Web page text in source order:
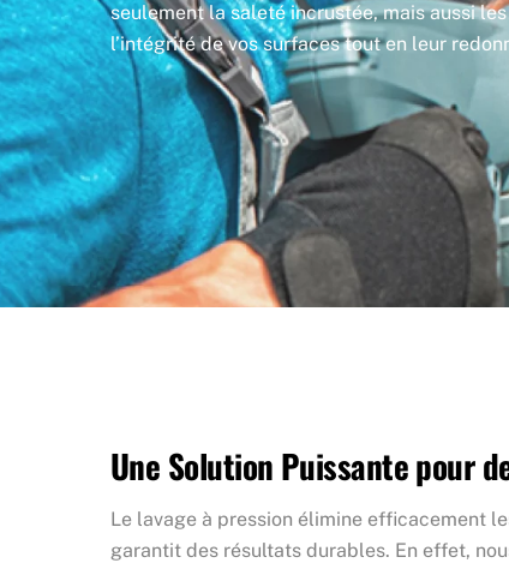
seulement la saleté incrustée, mais aussi
l’intégrité de vos surfaces tout en leur
Une Solution Puissante pour
Le lavage à pression élimine efficacement
garantit des résultats durables. En effet,